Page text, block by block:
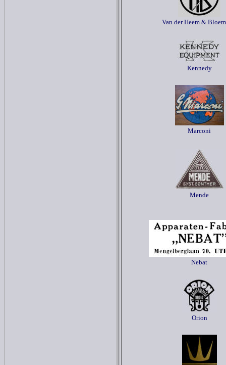
Van der Heem &
Kennedy
Marconi
Mende
Nebat
Orion